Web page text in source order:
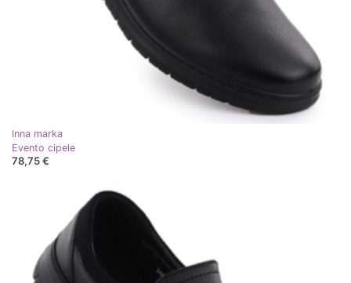
Inna marka
Evento cipele
78,75 €